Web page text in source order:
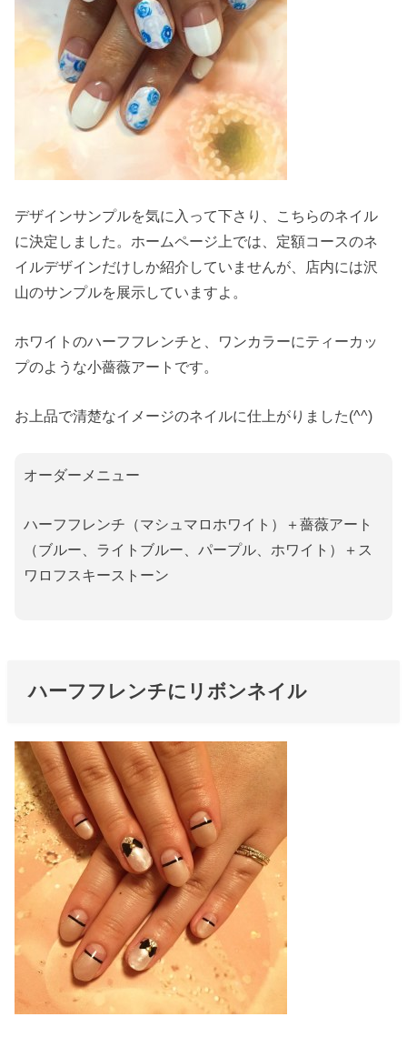
デザインサンプルを気に入って下さり、こちらのネイル
に決定しました。ホームページ上では、定額コースのネ
イルデザインだけしか紹介していませんが、店内には沢
山のサンプルを展示していますよ。
ホワイトのハーフフレンチと、ワンカラーにティーカッ
プのような小薔薇アートです。
お上品で清楚なイメージのネイルに仕上がりました(^^)
オーダーメニュー
ハーフフレンチ（マシュマロホワイト）＋薔薇アート
（ブルー、ライトブルー、パープル、ホワイト）＋ス
ワロフスキーストーン
ハーフフレンチにリボンネイル